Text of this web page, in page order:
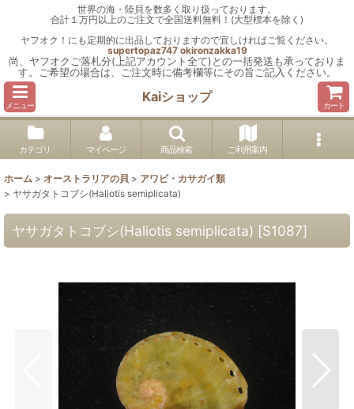
世界の海・陸貝を数多く取り扱っております。
合計１万円以上のご注文で全国送料無料！(大型標本を除く)
ヤフオク！にも定期的に出品しておりますので宜しければご覧ください。
supertopaz747 okironzakka19
尚、ヤフオクご落札分(上記アカウント全て)との一括発送も承っておりま
す。ご希望の場合は、ご注文時に備考欄等にその旨ご記入ください。
メニュー
Kaiショップ
カート
カテゴリ マイページ 商品検索 ご利用案内
ホーム > オーストラリアの貝 > アワビ・カサガイ類
> ヤサガタトコブシ(Haliotis semiplicata)
ヤサガタトコブシ(Haliotis semiplicata) [S1087]